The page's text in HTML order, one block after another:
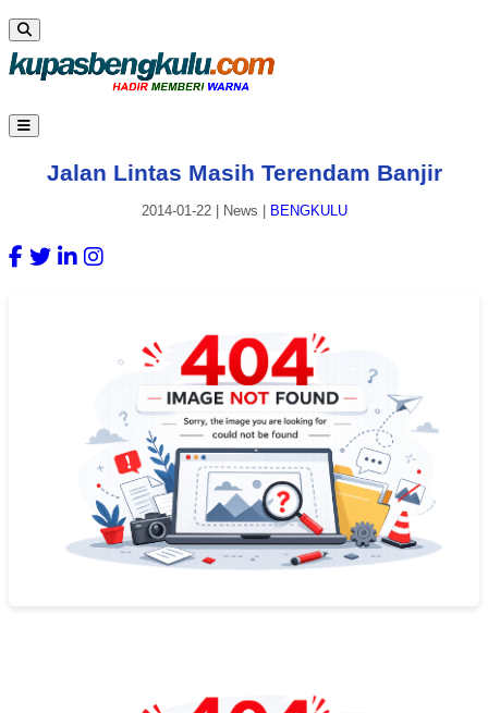
Jalan Lintas Masih Terendam Banjir
2014-01-22| News BENGKULU